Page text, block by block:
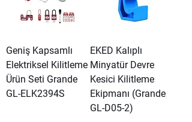
Geniş Kapsamlı
Elektriksel Kilitleme
Ürün Seti Grande
GL-ELK2394S
EKED Kalıplı
Minyatür Devre
Kesici Kilitleme
Ekipmanı (Grande
GL-D05-2)